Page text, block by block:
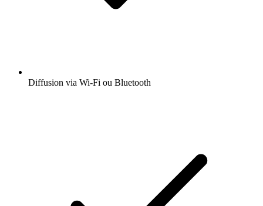
Diffusion via Wi-Fi ou Bluetooth